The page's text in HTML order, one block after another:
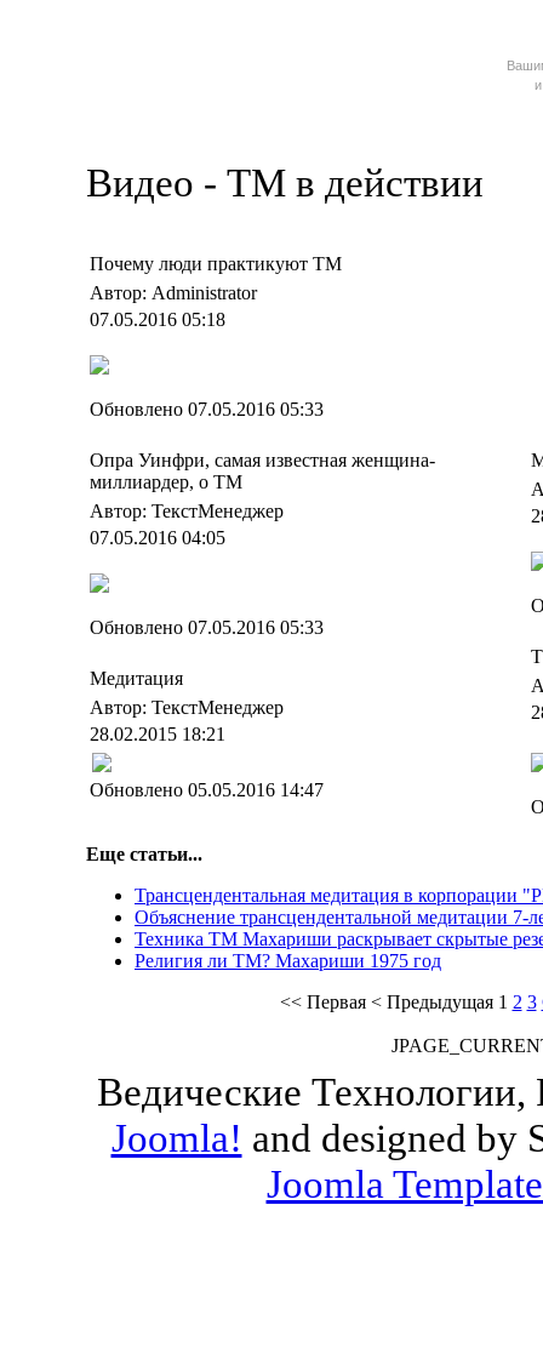
Видео - ТМ в действии
Почему люди практикуют ТМ
Автор: Administrator
07.05.2016 05:18
Обновлено 07.05.2016 05:33
Опра Уинфри, самая известная женщина-
миллиардер, о ТМ
Автор: ТекстМенеджер
07.05.2016 04:05
Обновлено 07.05.2016 05:33
Медитация
Автор: ТекстМенеджер
28.02.2015 18:21
Обновлено 05.05.2016 14:47
Еще статьи...
Трансцендентальная медитация в корпорации
Объяснение трансцендентальной медитации 7-
Техника ТМ Махариши раскрывает скрытые
Религия ли ТМ? Махариши 1975 год
<< Первая< Предыдущая 1 2 3
Ведические Технологии,
Joomla! and designed by
Joomla